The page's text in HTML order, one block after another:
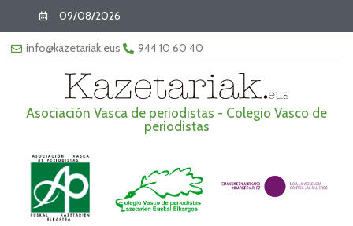
09/08/2026
info@kazetariak.eus 944 10 60 40
Asociación Vasca de periodistas - Colegio Vasco de
periodistas